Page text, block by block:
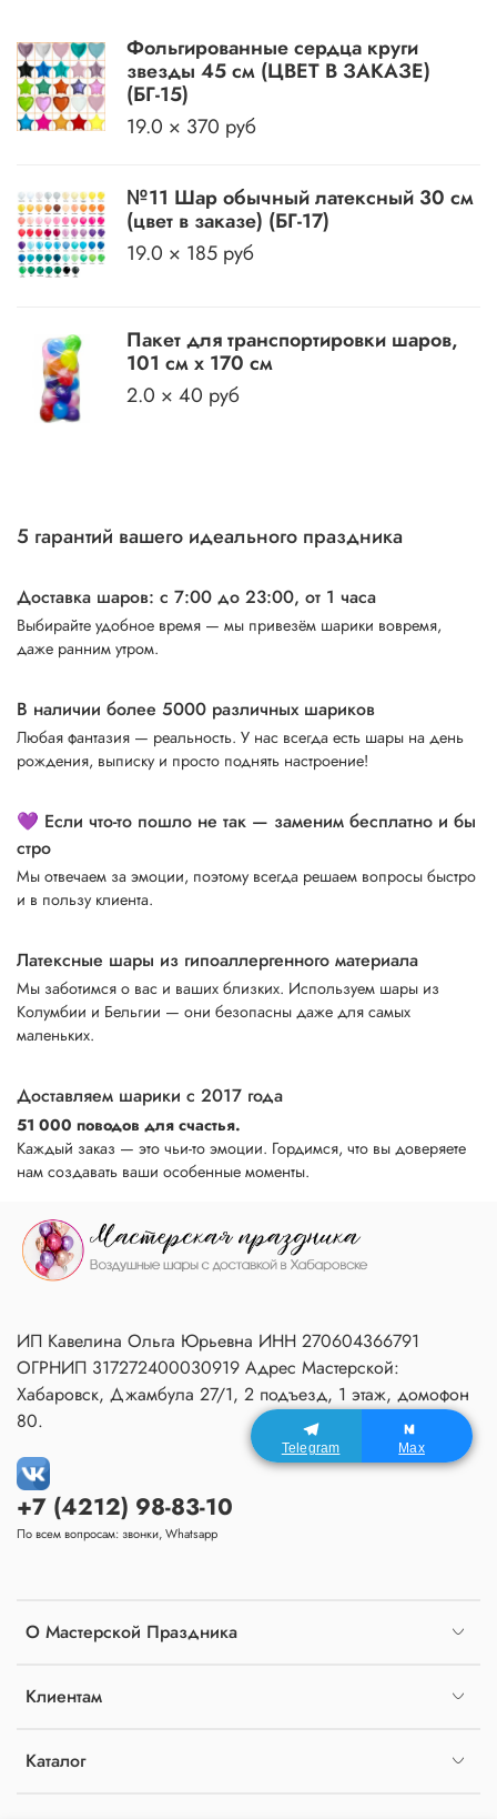
Фольгированные сердца круги
звезды 45 см (ЦВЕТ В ЗАКАЗЕ)
(БГ-15)
19.0 × 370 руб
№11 Шар обычный латексный 30 см
(цвет в заказе) (БГ-17)
19.0 × 185 руб
Пакет для транспортировки шаров,
101 см х 170 см
2.0 × 40 руб
5 гарантий вашего идеального праздника
Доставка шаров: с 7:00 до 23:00, от 1 часа
Выбирайте удобное время — мы привезём шарики вовремя,
даже ранним утром.
В наличии более 5000 различных шариков
Любая фантазия — реальность. У нас всегда есть шары на день
рождения, выписку и просто поднять настроение!
💜 Если что-то пошло не так — заменим бесплатно и бы
стро
Мы отвечаем за эмоции, поэтому всегда решаем вопросы быстро
и в пользу клиента.
Латексные шары из гипоаллергенного материала
Мы заботимся о вас и ваших близких. Используем шары из
Колумбии и Бельгии — они безопасны даже для самых
маленьких.
Доставляем шарики с 2017 года
51 000 поводов для счастья.
Каждый заказ — это чьи-то эмоции. Гордимся, что вы доверяете
нам создавать ваши особенные моменты.
О Мастерской Праздника
Клиентам
Каталог
+7 (4212) 98-83-10
По всем вопросам: звонки, Whatsapp
ИП Кавелина Ольга Юрьевна ИНН 270604366791
ОГРНИП 317272400030919 Адрес Мастерской:
Хабаровск, Джамбула 27/1, 2 подъезд, 1 этаж, домофон
80.
Telegram Max